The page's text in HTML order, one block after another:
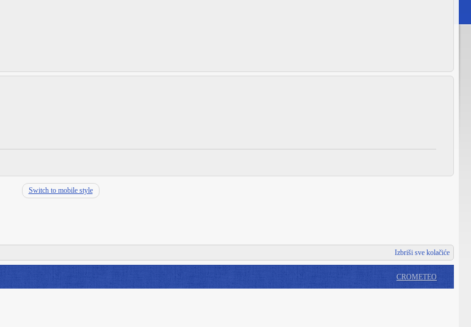
Switch to mobile style
Izbriši sve kolačiće
CROMETEO